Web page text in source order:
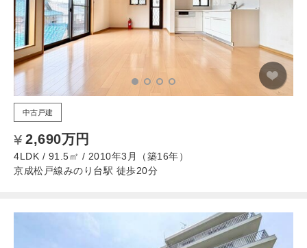
中古戸建
2,690万円
4LDK / 91.5㎡ / 2010年3月（築16年）
京成松戸線みのり台駅 徒歩20分